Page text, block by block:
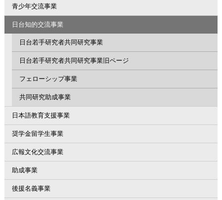
青少年交流事業
日台知的交流事業
日台若手研究者共同研究事業
日台若手研究者共同研究事業旧ページ
フェローシップ事業
共同研究助成事業
日本語教育支援事業
奨学金留学生事業
広報文化交流事業
助成事業
後援名義事業